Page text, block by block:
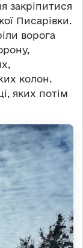
закріпитися
Писарівки.
ворога
колон.
яких потім